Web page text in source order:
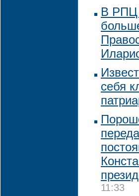
В РПЦ
себя
11:33